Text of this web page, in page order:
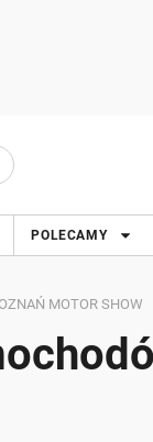
POLECAMY
MOTOR SHOW